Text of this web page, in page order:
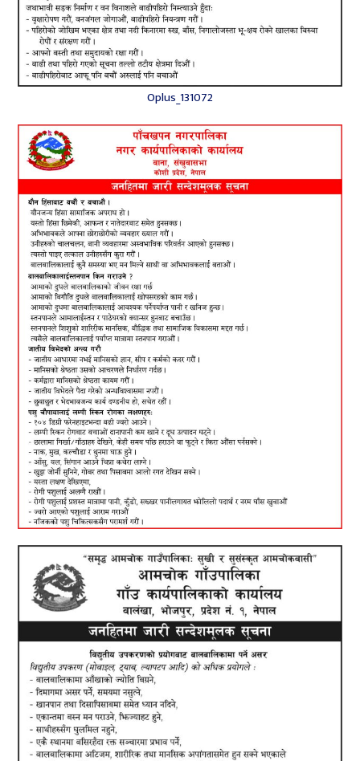
Oplus_131072